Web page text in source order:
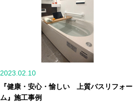
2023.02.10
『健康・安心・愉しい 上質バスリフォー
ム』施工事例